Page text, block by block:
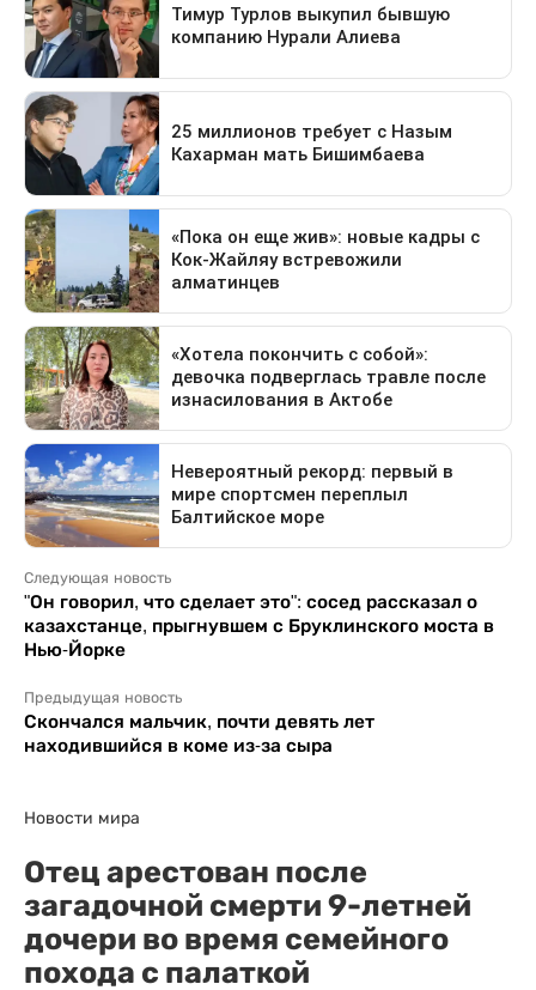
Следующая новость
"Он говорил, что сделает это": сосед рассказал о
казахстанце, прыгнувшем с Бруклинского моста в
Нью-Йорке
Предыдущая новость
Скончался мальчик, почти девять лет
находившийся в коме из-за сыра
Новости мира
Отец арестован после
загадочной смерти 9-летней
дочери во время семейного
похода с палаткой